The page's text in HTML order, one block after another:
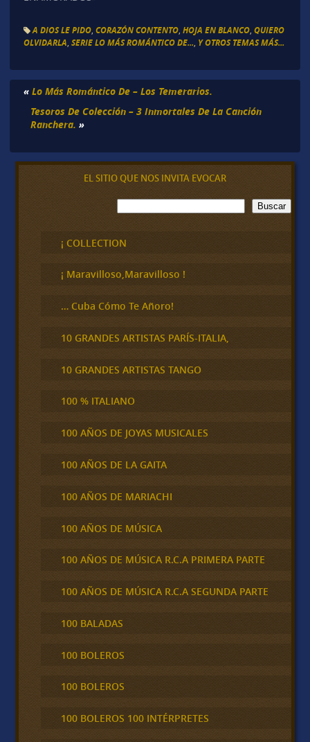
A DIOS LE PIDO, CORAZÓN CONTENTO, HOJA EN BLANCO, QUIERO
OLVIDARLA SERIE LO MÁS ROMÁNTICO DE... Y OTROS TEMAS MÁS...
« Lo Más Romántico De – Los Temerarios.
Tesoros De Colección – 3 Inmortales De La Canción
Ranchera. »
EL SITIO QUE NOS INVITA EVOCAR
B
u
c
a
Buscar
¡ COLLECTION
¡ Maravilloso,Maravilloso !
… Cuba Cómo Te Añoro!
10 GRANDES ARTISTAS PARÍS-ITALIA,
10 GRANDES ARTISTAS TANGO
100 % ITALIANO
100 AÑOS DE JOYAS MUSICALES
100 AÑOS DE LA GAITA
100 AÑOS DE MARIACHI
100 AÑOS DE MÚSICA
100 AÑOS DE MÚSICA R.C.A PRIMERA PARTE
100 AÑOS DE MÚSICA R.C.A SEGUNDA PARTE
100 BALADAS
100 BOLEROS
100 BOLEROS
100 BOLEROS 100 INTÉRPRETES